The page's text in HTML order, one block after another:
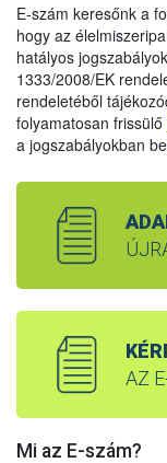
E-szám keresőnk a
hogy az
hatályos
1333/2008/EK
rendeletéből
folyamatosan frissülő
a jogszabályokban
AZ
Mi az E-szám?